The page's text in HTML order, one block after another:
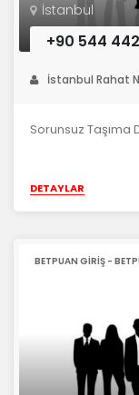
İstanbul
+90 544
İstanbul Rahat
Sorunsuz Taşıma
DETAYLAR
BETPUAN GIRIŞ -